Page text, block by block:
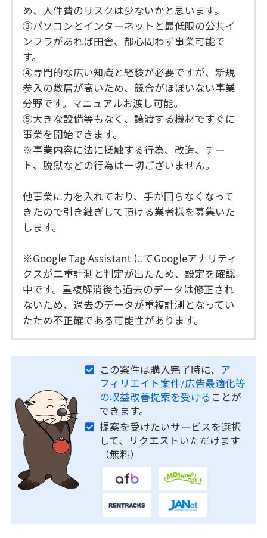
め、人件費のリスクは少ないかと思います。
③パソコンとインターネットと最低限の公共イ
ンフラがあれば田舎、都心問わず事業可能で
す。
④専門的な広い知識と経験が必要ですが、新規
参入の敷居が高いため、競合がほぼいない事業
分野です。マニュアルお渡し可能。
⑤大きな設備等もなく、譲渡する機材ですぐに
事業を開始できます。
※事業内容に法に抵触する行為、改造、チー
ト、脱獄などの行為は一切ございません。
他事業に力を入れており、手が回らなくなって
きたので引き継ぎして頂ける業者様を募集いた
します。
※Google Tag Assistant にてGoogleアナリティ
クスが二重計測と判定が出たため、設定を確認
中です。重複解消後も過去のデータは修正され
ないため、過去のデータが重複計測となってい
たため不正確である可能性があります。
この案件は購入完了時に、 ア
フィリエイト案件/広告最適化等
の収益改善提案を受ける ことが
できます。
提案を受けたいサービスを選択
して、リクエストいただけます
（無料）